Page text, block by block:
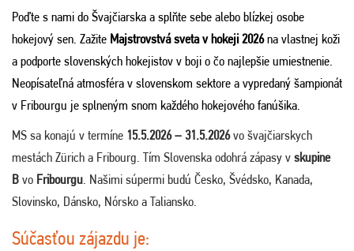
Poďte s nami do Švajčiarska a splňte sebe alebo blízkej osobe
hokejový sen. Zažite Majstrovstvá sveta v hokeji 2026na vlastnej koži
a podporte slovenských hokejistov v boji o čo najlepšie umiestnenie.
Neopísateľná atmosféra v slovenskom sektore a vypredaný šampionát
v Fribourgu je splneným snom každého hokejového fanúšika.
MS sa konajú v termíne 15.5.2026 – 31.5.2026vo švajčiarskych
mestách Zürich a Fribourg. Tím Slovenska odohrá zápasy v skupine
B vo Fribourgu. Našimi súpermi budú Česko, Švédsko, Kanada,
Slovinsko, Dánsko, Nórsko a Taliansko.
Súčasťou zájazdu je: